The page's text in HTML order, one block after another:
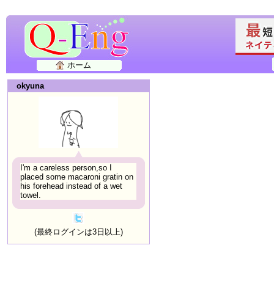
ホーム
okyuna
I'm a careless person,so I
placed some macaroni gratin on
his forehead instead of a wet
towel.
(最終ログインは3日以上)